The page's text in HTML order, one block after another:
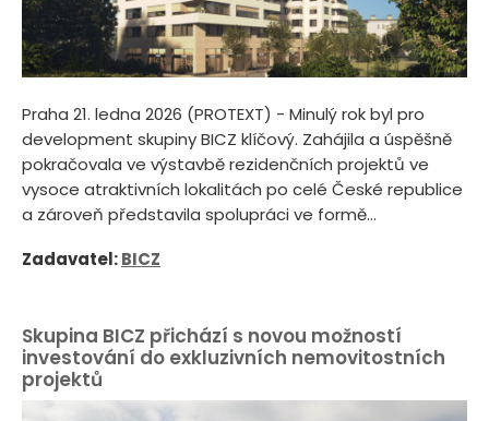
Praha 21. ledna 2026 (PROTEXT) - Minulý rok byl pro
development skupiny BICZ klíčový. Zahájila a úspěšně
pokračovala ve výstavbě rezidenčních projektů ve
vysoce atraktivních lokalitách po celé České republice
a zároveň představila spolupráci ve formě...
Zadavatel:BICZ
Skupina BICZ přichází s novou možností
investování do exkluzivních nemovitostních
projektů